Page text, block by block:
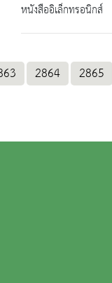
หนังสืออิเล็กทรอนิกส์
2864 2865